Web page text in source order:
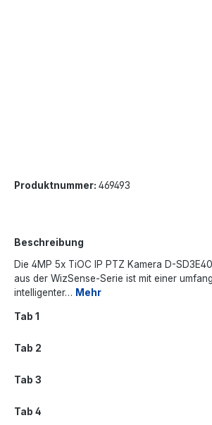
Produktnummer: 469493
Beschreibung
Die 4MP 5x TiOC IP PTZ Kamera D-
aus der WizSense-Serie ist mit einer
intelligenter… Mehr
Tab 1
Tab 2
Tab 3
Tab 4